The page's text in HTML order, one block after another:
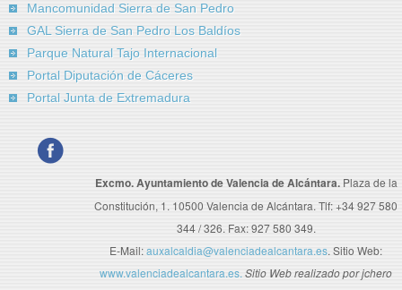
Mancomunidad Sierra de San Pedro
GAL Sierra de San Pedro Los Baldíos
Parque Natural Tajo Internacional
Portal Diputación de Cáceres
Portal Junta de Extremadura
Excmo. Ayuntamiento de Valencia de Alcántara. Plaza de la
Constitución, 1. 10500 Valencia de Alcántara. Tlf: +34 927 580
344 / 326. Fax: 927 580 349.
E-Mail:auxalcaldia@valenciadealcantara.es. Sitio Web:
www.valenciadealcantara.es.Sitio Web realizado por jchero